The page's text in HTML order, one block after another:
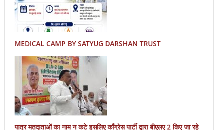
MEDICAL CAMP BY SATYUG DARSHAN TRUST
पात्र मतदाताओं का नाम न कटे इसलिए काँग्रेस पार्टी द्वारा बीएलए 2 किए जा रहे